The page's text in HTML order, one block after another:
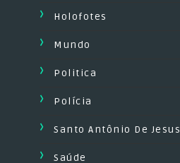
Holofotes
Mundo
Politica
Polícia
Santo Antônio De Jesus
Saúde